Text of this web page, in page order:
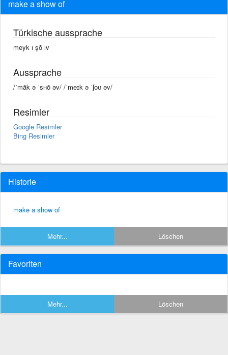
make a show of
Türkische aussprache
meyk ı şō ıv
Aussprache
/ˈmāk ə ˈsʜō əv/ /ˈmeɪk ə ˈʃoʊ əv/
Resimler
Google Resimler
Bing Resimler
Historie
make a show of
Mehr... Löschen
Favoriten
Mehr... Löschen